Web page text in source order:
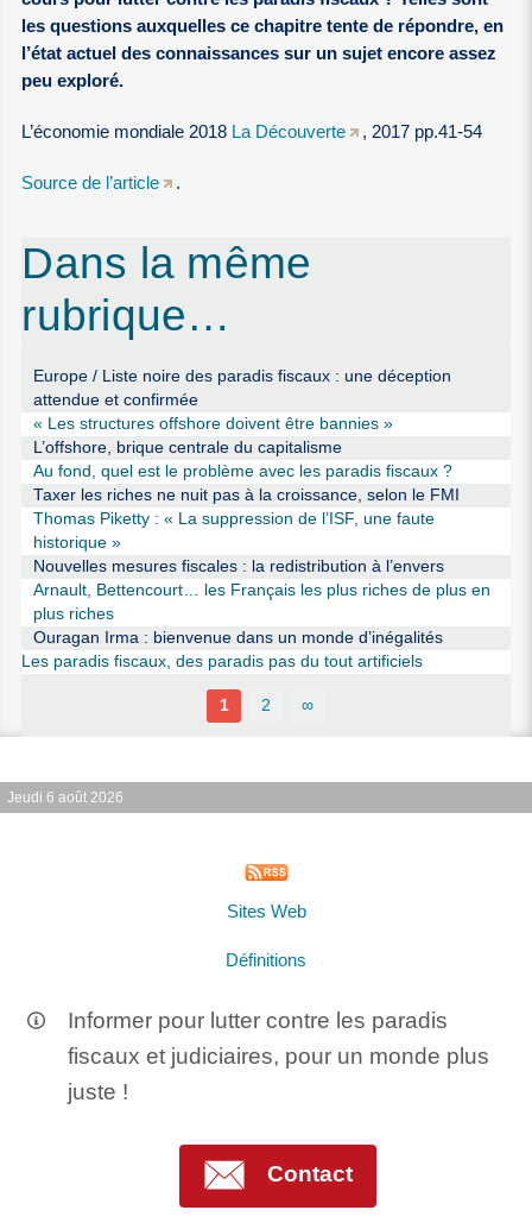
les questions auxquelles ce chapitre tente de répondre, en
l’état actuel des connaissances sur un sujet encore assez
peu exploré.
L’économie mondiale 2018 La Découverte , 2017 pp.41-54
Source de l’article .
Dans la même
rubrique…
Europe / Liste noire des paradis fiscaux : une déception
attendue et confirmée
« Les structures offshore doivent être bannies »
L’offshore, brique centrale du capitalisme
Au fond, quel est le problème avec les paradis fiscaux ?
Taxer les riches ne nuit pas à la croissance, selon le FMI
Thomas Piketty : « La suppression de l’ISF, une faute
historique »
Nouvelles mesures fiscales : la redistribution à l’envers
Arnault, Bettencourt… les Français les plus riches de plus en
plus riches
Ouragan Irma : bienvenue dans un monde d’inégalités
Les paradis fiscaux, des paradis pas du tout artificiels
1 2 ∞
Jeudi 6 août 2026
Sites Web
Définitions
Informer pour lutter contre les paradis
fiscaux et judiciaires, pour un monde plus
juste !
Contact